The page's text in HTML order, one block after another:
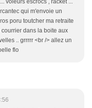
voleurs escrocs , racket ...
qui m'envoie un
poru toutcher ma retraite
dans la boite aux
.. grrrrr <br /> allez un
flo